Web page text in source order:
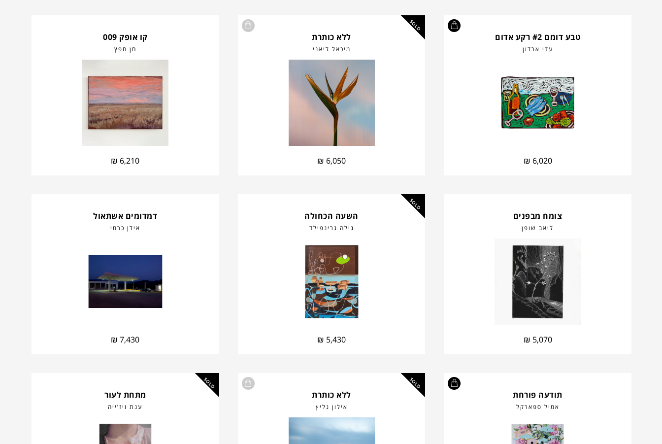
טבע דומם #2 רקע אדום
עדי ארדון
₪ 6,020
SOLD
ללא כותרת
מיכאל ליאני
₪ 6,050
קו אופק 009
חן חפץ
₪ 6,210
צומח מבפנים
ליאב שופן
₪ 5,070
SOLD
השעה הכחולה
גילה גרינפילד
₪ 5,430
דמדומים אשתאול
אילן כרמי
₪ 7,430
תודעה פורחת
אמיל ספארקל
SOLD
ללא כותרת
אילון גליץ
SOLD
מתחת לעור
ענת ויז’ייה